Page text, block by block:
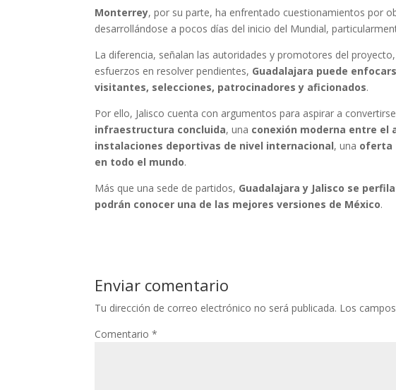
Monterrey, por su parte, ha enfrentado cuestionamientos por
desarrollándose a pocos días del inicio del Mundial,
La diferencia, señalan las autoridades y promotores del
esfuerzos en resolver pendientes, Guadalajara puede
visitantes, selecciones, patrocinadores y aficionados.
Por ello, Jalisco cuenta con argumentos para aspirar a
infraestructura concluida, una conexión moderna entre el
instalaciones deportivas de nivel internacional, una oferta
en todo el mundo.
Más que una sede de partidos, Guadalajara y Jalisco se
podrán conocer una de las mejores versiones de México.
Enviar comentario
Tu dirección de correo electrónico no será publicada. Los
Comentario*